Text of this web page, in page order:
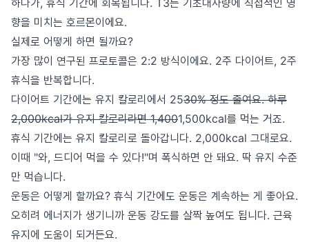
하다가, 휴식 기간에 회복됩니다. T3는 기초대사량에 직접적인 영
향을 미치는 호르몬이에요.
실제로 어떻게 하면 될까요?
가장 많이 연구된 프로토콜은 2:2 방식이에요. 2주 다이어트, 2주
휴식을 반복합니다.
다이어트 기간에는 유지 칼로리에서 2530% 정도 줄여요. 하루
2,000kcal가 유지 칼로리라면 1,4001,500kcal를 먹는 거죠.
휴식 기간에는 유지 칼로리로 돌아갑니다. 2,000kcal 그대로요.
이때 "와, 드디어 먹을 수 있다!"며 폭식하면 안 돼요. 딱 유지 수준
만 먹습니다.
운동은 어떻게 할까요? 휴식 기간에도 운동은 계속하는 게 좋아요.
오히려 에너지가 생기니까 운동 강도를 살짝 높여도 됩니다. 근육
유지에 도움이 되거든요.